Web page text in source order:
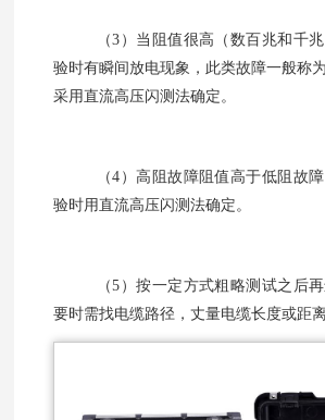
（3 ）当阻值很高（数百兆和千
验时有瞬间放电现象，此类故障一般称
采用直流高压闪测法确定。
（4 ）高阻故障阻值高于低阻故
验时用直流高压闪测法确定。
（5 ）按一定方式粗略测试之后
要时需找电缆路径，丈量电缆长度或距离